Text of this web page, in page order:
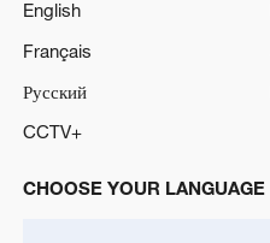
English
Français
Русский
CCTV+
CHOOSE YOUR LANGUAGE